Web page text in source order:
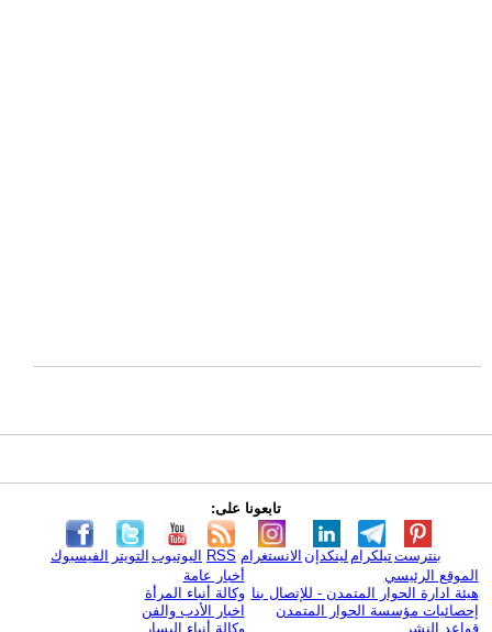
تابعونا على:
الفيسبوك التويتر اليوتيوب RSS الانستغرام لينكدإن تيلكرامبنترست
الموقع الرئيسي
هيئة ادارة الحوار المتمدن - للإتصال بنا
إحصائيات مؤسسة الحوار المتمدن
قواعد النشر
أخبار عامة
وكالة أنباء المرأة
اخبار الأدب والفن
وكالة أنباء اليسار